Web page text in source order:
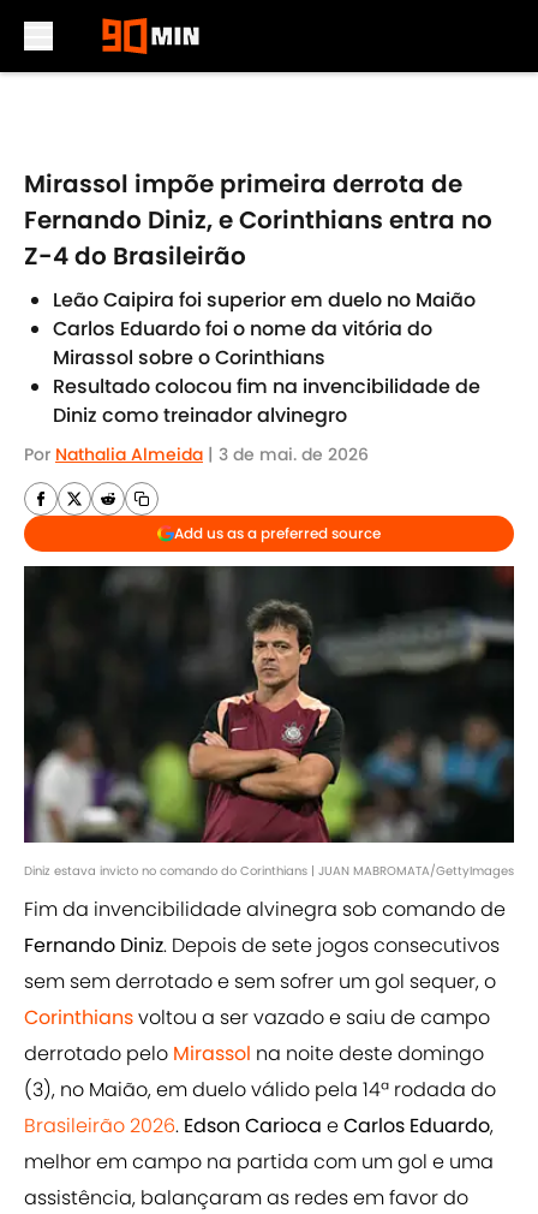
Mirassol impõe primeira derrota de
Fernando Diniz, e Corinthians entra no
Z-4 do Brasileirão
Leão Caipira foi superior em duelo no Maião
Carlos Eduardo foi o nome da vitória do
Mirassol sobre o Corinthians
Resultado colocou fim na invencibilidade de
Diniz como treinador alvinegro
Por Nathalia Almeida | 3 de mai. de 2026
Add us as a preferred source
Diniz estava invicto no comando do Corinthians | JUAN MABROMATA/GettyImages
Fim da invencibilidade alvinegra sob comando de
Fernando Diniz. Depois de sete jogos consecutivos
sem sem derrotado e sem sofrer um gol sequer, o
Corinthiansvoltou a ser vazado e saiu de campo
derrotado pelo Mirassol na noite deste domingo
(3), no Maião, em duelo válido pela 14ª rodada do
Brasileirão 2026. Edson Carioca eCarlos Eduardo,
melhor em campo na partida com um gol e uma
assistência, balançaram as redes em favor do